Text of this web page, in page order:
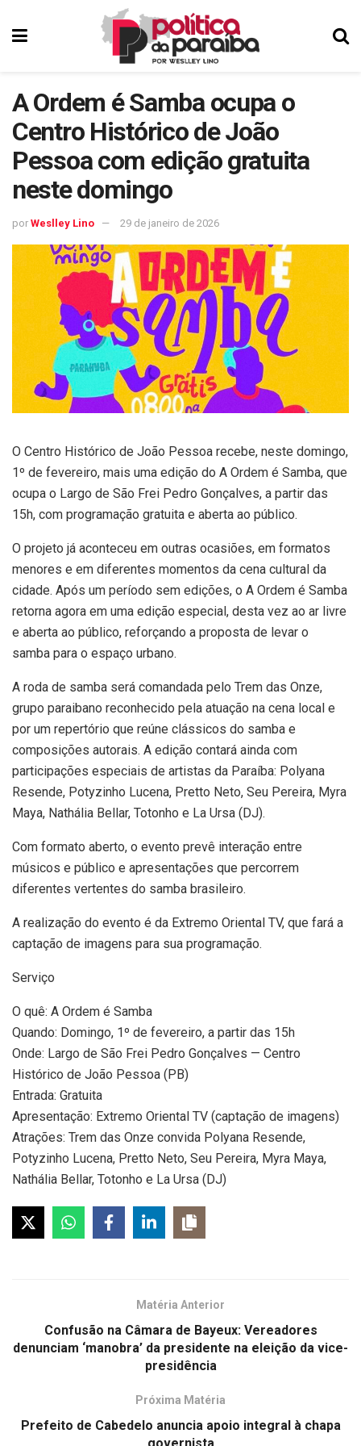
A Ordem é Samba ocupa o
Centro Histórico de João
Pessoa com edição gratuita
neste domingo
por Weslley Lino 29 de janeiro de 2026
O Centro Histórico de João Pessoa recebe, neste domingo,
1º de fevereiro, mais uma edição do A Ordem é Samba, que
ocupa o Largo de São Frei Pedro Gonçalves, a partir das
15h, com programação gratuita e aberta ao público.
O projeto já aconteceu em outras ocasiões, em formatos
menores e em diferentes momentos da cena cultural da
cidade. Após um período sem edições, o A Ordem é Samba
retorna agora em uma edição especial, desta vez ao ar livre
e aberta ao público, reforçando a proposta de levar o
samba para o espaço urbano.
A roda de samba será comandada pelo Trem das Onze,
grupo paraibano reconhecido pela atuação na cena local e
por um repertório que reúne clássicos do samba e
composições autorais. A edição contará ainda com
participações especiais de artistas da Paraíba: Polyana
Resende, Potyzinho Lucena, Pretto Neto, Seu Pereira, Myra
Maya, Nathália Bellar, Totonho e La Ursa (DJ).
Com formato aberto, o evento prevê interação entre
músicos e público e apresentações que percorrem
diferentes vertentes do samba brasileiro.
A realização do evento é da Extremo Oriental TV, que fará a
captação de imagens para sua programação.
Serviço
O quê: A Ordem é Samba
Quando: Domingo, 1º de fevereiro, a partir das 15h
Onde: Largo de São Frei Pedro Gonçalves — Centro
Histórico de João Pessoa (PB)
Entrada: Gratuita
Apresentação: Extremo Oriental TV (captação de imagens)
Atrações: Trem das Onze convida Polyana Resende,
Potyzinho Lucena, Pretto Neto, Seu Pereira, Myra Maya,
Nathália Bellar, Totonho e La Ursa (DJ)
Matéria Anterior
Confusão na Câmara de Bayeux: Vereadores
denunciam ‘manobra’ da presidente na eleição da vice-
presidência
Próxima Matéria
Prefeito de Cabedelo anuncia apoio integral à chapa